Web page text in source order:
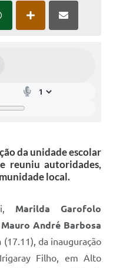
da unidade escolar
reuniu autoridades,
local.
Marilda Garofolo
Mauro André Barbosa
da inauguração
Filho, em Alto